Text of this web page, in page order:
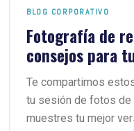
BLOG CORPORATIVO
Fotografía de
consejos para
Te compartimos
tu sesión de fotos de
muestres tu mejor